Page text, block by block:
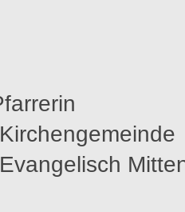
Kirchengemeinde
Evangelisch